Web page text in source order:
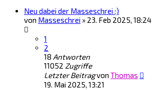
Neu dabei der Masseschrei :)
von Masseschrei » 23. Feb 2025, 18:24
1
2
18 Antworten
11052 Zugriffe
Letzter Beitragvon Thomas
19. Mai 2025, 13:21